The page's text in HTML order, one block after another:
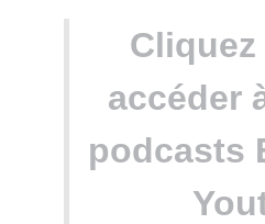
accéder
podcasts